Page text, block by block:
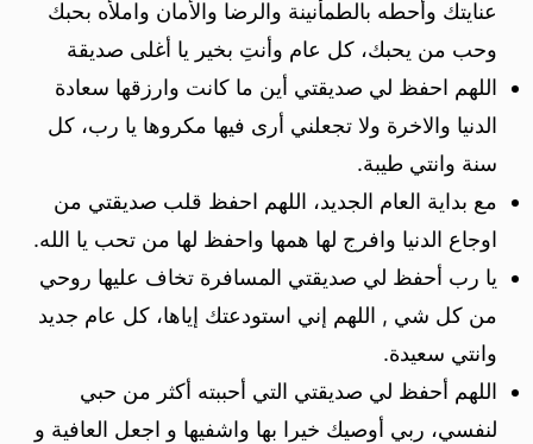
عنايتك وأحطه بالطمأنينة والرضا والأمان واملأه بحبك
وحب من يحبك، كل عام وأنتِ بخير يا أغلى صديقة
اللهم احفظ لي صديقتي أين ما كانت وارزقها سعادة
الدنيا والاخرة ولا تجعلني أرى فيها مكروها يا رب، كل
سنة وانتي طيبة.
مع بداية العام الجديد، اللهم احفظ قلب صديقتي من
اوجاع الدنيا وافرج لها همها واحفظ لها من تحب يا الله.
يا رب أحفظ لي صديقتي المسافرة تخاف عليها روحي
من كل شي , اللهم إني استودعتك إياها، كل عام جديد
وانتي سعيدة.
اللهم أحفظ لي صديقتي التي أحببته أكثر من حبي
لنفسي، ربي أوصيك خيرا بها واشفيها و اجعل العافية و